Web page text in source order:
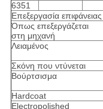
6351
Επεξεργασία επιφάνειας
Όπως επεξεργάζεται
στη μηχανή
Λειαμένος
Σκόνη που ντύνεται
Βούρτσισμα
Hardcoat
Electropolished